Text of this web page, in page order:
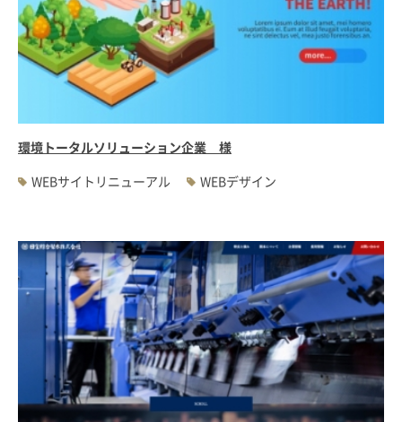
環境トータルソリューション企業 様
WEBサイトリニューアル
WEBデザイン